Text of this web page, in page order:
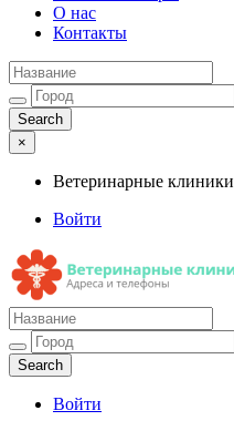
О нас
Контакты
×
Ветеринарные клиники
Войти
Ветеринарные клиники
Адреса и телефоны
Войти